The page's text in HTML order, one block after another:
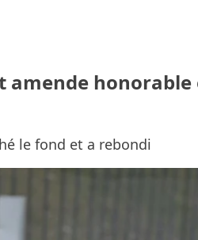
amende honorable
le fond et a rebondi